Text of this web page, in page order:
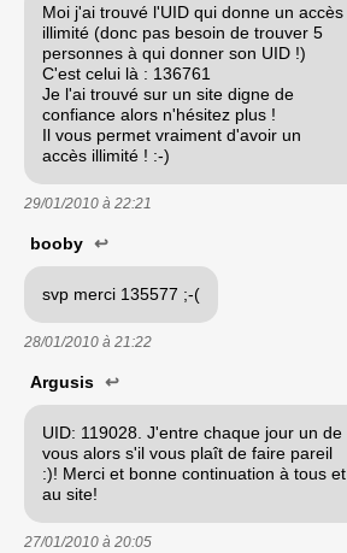
Moi j'ai trouvé l'UID qui donne un accès
illimité (donc pas besoin de trouver 5
personnes à qui donner son UID !)
C'est celui là : 136761
Je l'ai trouvé sur un site digne de
confiance alors n'hésitez plus !
Il vous permet vraiment d'avoir un
accès illimité ! :-)
29/01/2010 à 22:21
booby ↩
svp merci 135577 ;-(
28/01/2010 à 21:22
Argusis ↩
UID: 119028. J'entre chaque jour un de
vous alors s'il vous plaît de faire pareil
:)! Merci et bonne continuation à tous et
au site!
27/01/2010 à 20:05